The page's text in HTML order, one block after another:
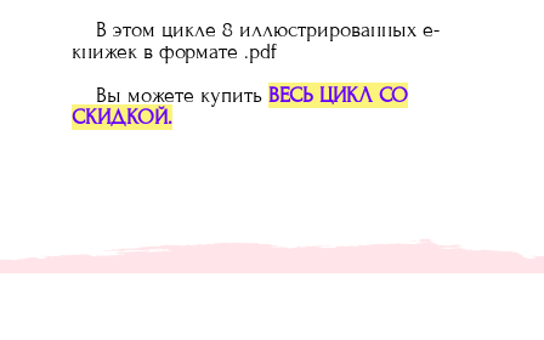
В этом цикле 8 иллюстрированных е-
книжек в формате .pdf
Вы можете купить ВЕСЬ ЦИКЛ СО
СКИДКОЙ.